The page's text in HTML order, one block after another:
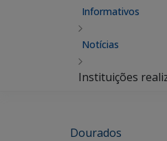
Informativos
Notícias
Instituições
Dourados